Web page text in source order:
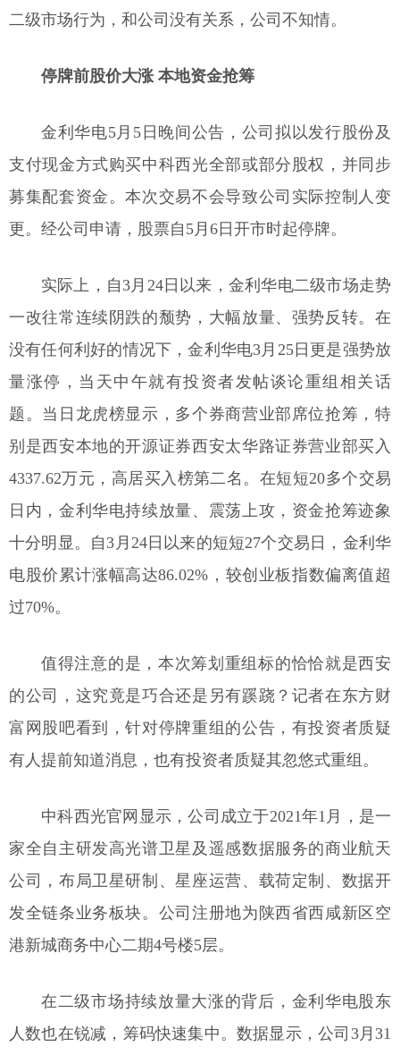
二级市场行为，和公司没有关系，公司不知情。
停牌前股价大涨 本地资金抢筹
金利华电5月5日晚间公告，公司拟以发行股份及
支付现金方式购买中科西光全部或部分股权，并同步
募集配套资金。本次交易不会导致公司实际控制人变
更。经公司申请，股票自5月6日开市时起停牌。
实际上，自3月24日以来，金利华电二级市场走势
一改往常连续阴跌的颓势，大幅放量、强势反转。在
没有任何利好的情况下，金利华电3月25日更是强势放
量涨停，当天中午就有投资者发帖谈论重组相关话
题。当日龙虎榜显示，多个券商营业部席位抢筹，特
别是西安本地的开源证券西安太华路证券营业部买入
4337.62万元，高居买入榜第二名。在短短20多个交易
日内，金利华电持续放量、震荡上攻，资金抢筹迹象
十分明显。自3月24日以来的短短27个交易日，金利华
电股价累计涨幅高达86.02%，较创业板指数偏离值超
过70%。
值得注意的是，本次筹划重组标的恰恰就是西安
的公司，这究竟是巧合还是另有蹊跷？记者在东方财
富网股吧看到，针对停牌重组的公告，有投资者质疑
有人提前知道消息，也有投资者质疑其忽悠式重组。
中科西光官网显示，公司成立于2021年1月，是一
家全自主研发高光谱卫星及遥感数据服务的商业航天
公司，布局卫星研制、星座运营、载荷定制、数据开
发全链条业务板块。公司注册地为陕西省西咸新区空
港新城商务中心二期4号楼5层。
在二级市场持续放量大涨的背后，金利华电股东
人数也在锐减，筹码快速集中。数据显示，公司3月31